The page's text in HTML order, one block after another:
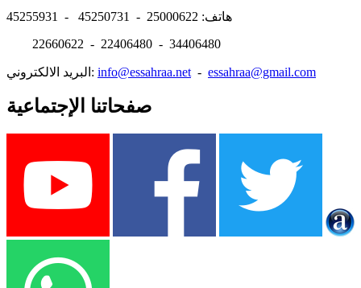
هاتف: 25000622 - 45250731 - 45255931
22660622 - 22406480 - 34406480
البريد الالكتروني: info@essahraa.net - essahraa@gmail.com
صفحاتنا الإجتماعية